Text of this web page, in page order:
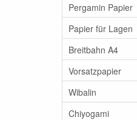
Pergamin Papier
Papier für Lagen
Breitbahn A4
Vorsatzpapier
Wibalin
Chiyogami